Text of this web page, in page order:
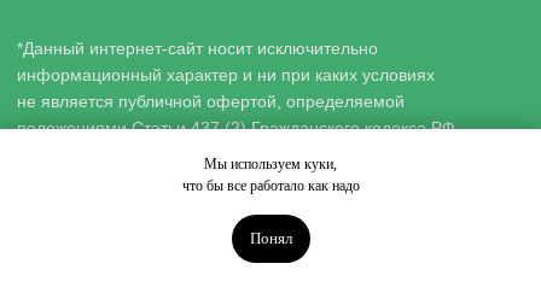
Мы используем куки,
что бы все работало как надо
Понял